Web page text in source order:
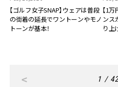
【ゴルフ女子SNAP】ウェアは普段
の街着の延長でワントーンやモノ
トーンが基本！
【1
ンス
り上
< 1 /